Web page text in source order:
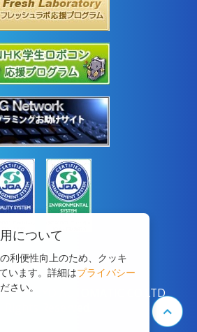
AUTOMATIC CO.LTD
について
利便性向上のため、クッキ
います。詳細はプライバシー
さい。